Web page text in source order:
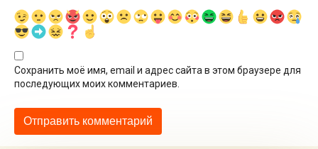
Сохранить моё имя, email и адрес сайта в этом браузере для
последующих моих комментариев.